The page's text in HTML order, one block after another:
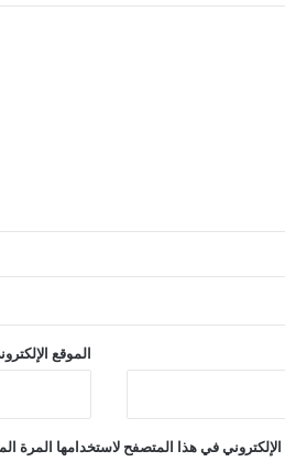
الموقع
في هذا المتصفح لاستخدامها المرة